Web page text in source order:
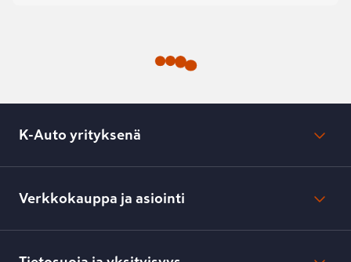
K-Auto yrityksenä
Lehdistötiedotteet
Toimipisteiden yhteystiedot
Verkkokauppa ja asiointi
Toimitustavat ja -kulut